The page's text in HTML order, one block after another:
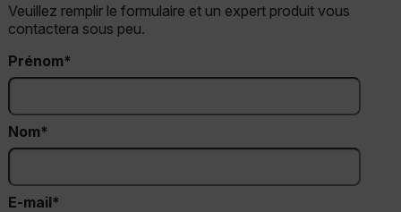
Veuillez remplir le formulaire et un expert produit vous
contactera sous peu.
Prénom
Nom
E-mail
Strictement nécessaires
Performance
Ciblage
des fonctionnalités de base du site Web telles
cart_products_oids